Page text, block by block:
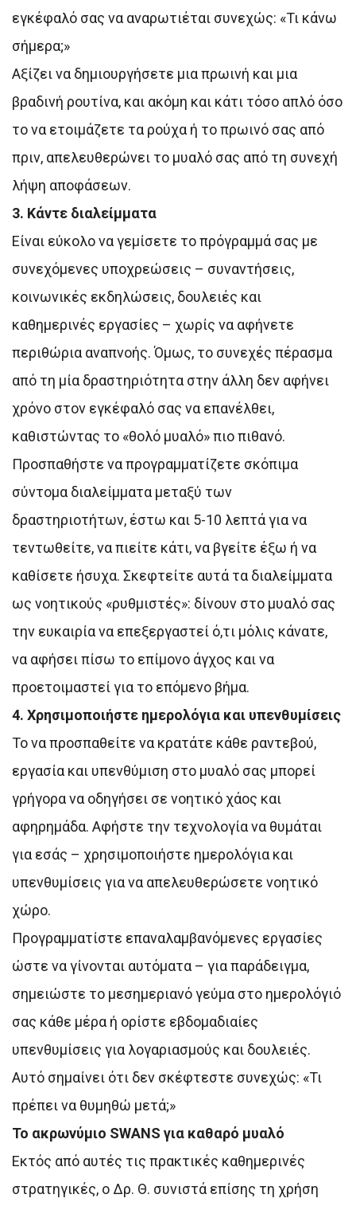
εγκέφαλό σας να αναρωτιέται συνεχώς: «Τι κάνω
σήμερα;»
Αξίζει να δημιουργήσετε μια πρωινή και μια
βραδινή ρουτίνα, και ακόμη και κάτι τόσο απλό όσο
το να ετοιμάζετε τα ρούχα ή το πρωινό σας από
πριν, απελευθερώνει το μυαλό σας από τη συνεχή
λήψη αποφάσεων.
3. Κάντε διαλείμματα
Είναι εύκολο να γεμίσετε το πρόγραμμά σας με
συνεχόμενες υποχρεώσεις – συναντήσεις,
κοινωνικές εκδηλώσεις, δουλειές και
καθημερινές εργασίες – χωρίς να αφήνετε
περιθώρια αναπνοής. Όμως, το συνεχές πέρασμα
από τη μία δραστηριότητα στην άλλη δεν αφήνει
χρόνο στον εγκέφαλό σας να επανέλθει,
καθιστώντας το «θολό μυαλό» πιο πιθανό.
Προσπαθήστε να προγραμματίζετε σκόπιμα
σύντομα διαλείμματα μεταξύ των
δραστηριοτήτων, έστω και 5-10 λεπτά για να
τεντωθείτε, να πιείτε κάτι, να βγείτε έξω ή να
καθίσετε ήσυχα. Σκεφτείτε αυτά τα διαλείμματα
ως νοητικούς «ρυθμιστές»: δίνουν στο μυαλό σας
την ευκαιρία να επεξεργαστεί ό,τι μόλις κάνατε,
να αφήσει πίσω το επίμονο άγχος και να
προετοιμαστεί για το επόμενο βήμα.
4. Χρησιμοποιήστε ημερολόγια και υπενθυμίσεις
Το να προσπαθείτε να κρατάτε κάθε ραντεβού,
εργασία και υπενθύμιση στο μυαλό σας μπορεί
γρήγορα να οδηγήσει σε νοητικό χάος και
αφηρημάδα. Αφήστε την τεχνολογία να θυμάται
για εσάς – χρησιμοποιήστε ημερολόγια και
υπενθυμίσεις για να απελευθερώσετε νοητικό
χώρο.
Προγραμματίστε επαναλαμβανόμενες εργασίες
ώστε να γίνονται αυτόματα – για παράδειγμα,
σημειώστε το μεσημεριανό γεύμα στο ημερολόγιό
σας κάθε μέρα ή ορίστε εβδομαδιαίες
υπενθυμίσεις για λογαριασμούς και δουλειές.
Αυτό σημαίνει ότι δεν σκέφτεστε συνεχώς: «Τι
πρέπει να θυμηθώ μετά;»
Το ακρωνύμιο SWANS για καθαρό μυαλό
Εκτός από αυτές τις πρακτικές καθημερινές
στρατηγικές, ο Δρ. Θ. συνιστά επίσης τη χρήση